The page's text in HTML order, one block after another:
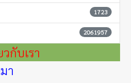
1723
2061957
วกับเรา
า